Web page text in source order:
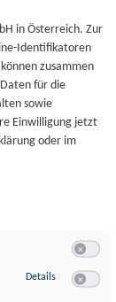
in Österreich. Zur
Identifikatoren
zusammen
für die
sowie
Einwilligung jetzt
oder im
Details zu